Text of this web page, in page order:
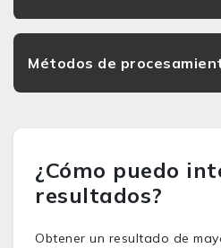
Métodos de
¿Cómo puedo
resultados?
Obtener un resultado de